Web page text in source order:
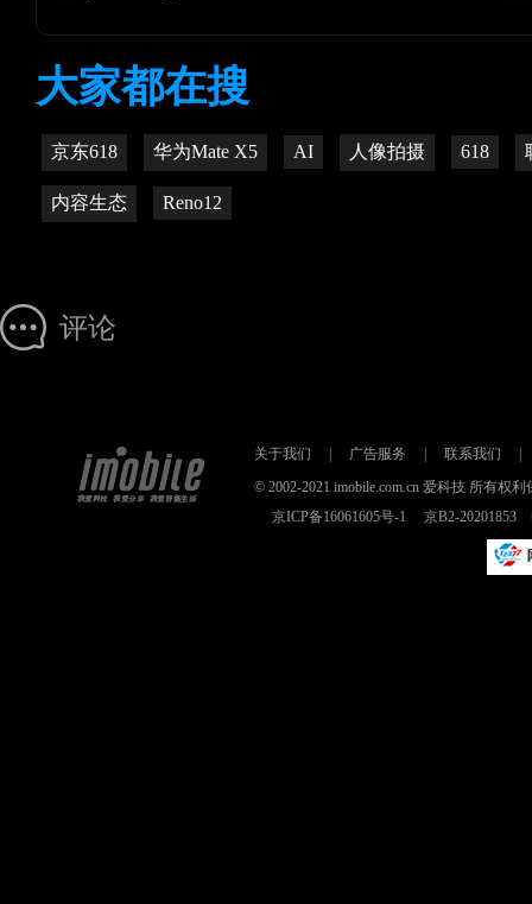
大家都在搜
京东618 华为Mate X5 AI 人像拍摄 618
内容生态 Reno12
评论
关于我们 广告服务 联系我们
© 2002-2021 imobile.com.cn 爱科技 所有权
京ICP备16061605号-1
京B2-20201853